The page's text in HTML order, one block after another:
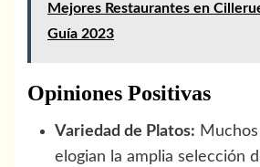
Mejores Restaurantes en
Guía 2023
Opiniones Positivas
Variedad de Platos:
elogian la amplia selección